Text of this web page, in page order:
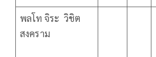
พลโท จิระ วิชิต
สงคราม